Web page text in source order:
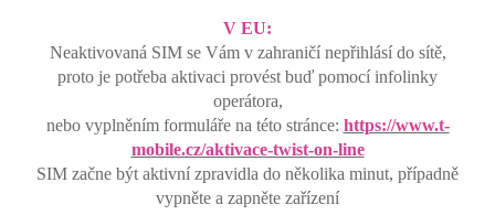
V EU:
Neaktivovaná SIM se Vám v zahraničí nepřihlásí do sítě,
proto je potřeba aktivaci provést buď pomocí infolinky
operátora,
nebo vyplněním formuláře na této stránce: https://www.t-
mobile.cz/aktivace-twist-on-line
SIM začne být aktivní zpravidla do několika minut, případně
vypněte a zapněte zařízení